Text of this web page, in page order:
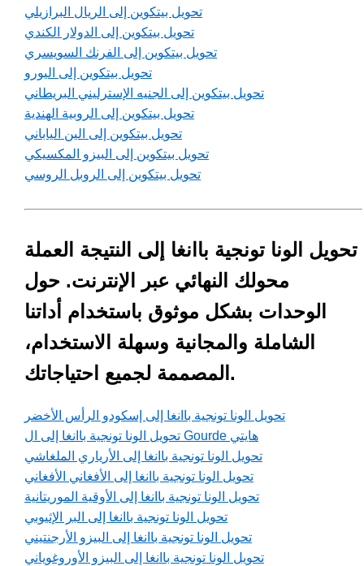
تحويل بيتكوين إلى الريال البرازيلي
تحويل بيتكوين إلى الدولار الكندي
تحويل بيتكوين إلى الفرنك السويسري
تحويل بيتكوين إلى اليورو
تحويل بيتكوين إلى الجنيه الإسترليني البريطاني
تحويل بيتكوين إلى الروبية الهندية
تحويل بيتكوين إلى الين الياباني
تحويل بيتكوين إلى البيزو المكسيكي
تحويل بيتكوين إلى الروبل الروسي
تحويل الونا تونجية باانغا إلى النتيجة العملة
محولك النهائي عبر الإنترنت. حول
الوحدات بشكل موثوق باستخدام أداتنا
الشاملة والمجانية وسهلة الاستخدام،
المصممة لجميع احتياجاتك.
تحويل الونا تونجية باانغا إلى إسكودو الرأس الأخضر
تحويل الونا تونجية باانغا إلى ال Gourde هايتي
تحويل الونا تونجية باانغا إلى الأرياري الملغاشي
تحويل الونا تونجية باانغا إلى الأفغاني الأفغاني
تحويل الونا تونجية باانغا إلى الأوقية الموريتانية
تحويل الونا تونجية باانغا إلى البر الإثيوبي
تحويل الونا تونجية باانغا إلى البيزو الأرجنتيني
تحويل الونا تونجية باانغا إلى البيزو الأوروغوياني